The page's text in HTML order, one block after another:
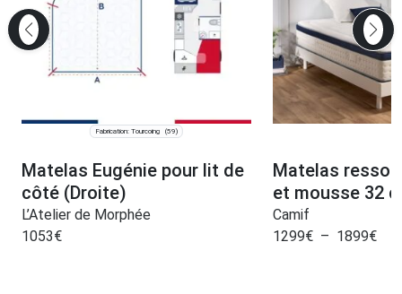
Fabrication: Tourcoing (59)
Matelas Eugénie pour lit de
côté (Droite)
L’Atelier de Morphée
1053€
Matelas
et mousse 32
Camif
1299€ – 1899€